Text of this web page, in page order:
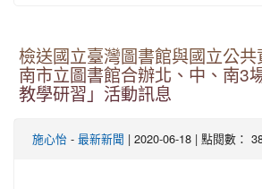
檢送國立臺灣圖書館與國立公共
南市立圖書館合辦北、中、南3
教學研習」活動訊息
施心怡 - 最新新聞 | 2020-06-18 | 點閱數：